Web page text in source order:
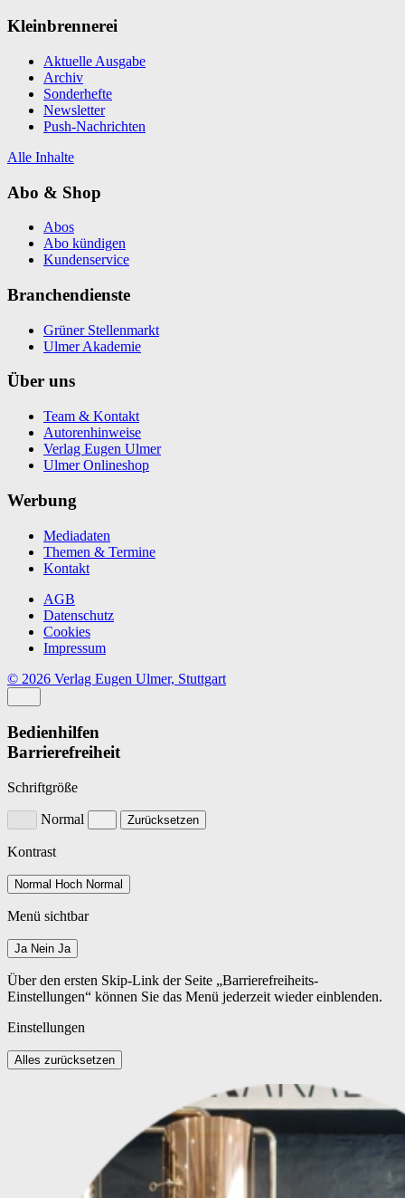
Kleinbrennerei
Aktuelle Ausgabe
Archiv
Sonderhefte
Newsletter
Push-Nachrichten
Alle Inhalte
Abo & Shop
Abos
Abo kündigen
Kundenservice
Branchendienste
Grüner Stellenmarkt
Ulmer Akademie
Über uns
Team & Kontakt
Autorenhinweise
Verlag Eugen Ulmer
Ulmer Onlineshop
Werbung
Mediadaten
Themen & Termine
Kontakt
AGB
Datenschutz
Cookies
Impressum
© 2026 Verlag Eugen Ulmer, Stuttgart
Bedienhilfen
Barrierefreiheit
Schriftgröße
Normal Zurücksetzen
Kontrast
Normal Hoch Normal
Menü sichtbar
Ja Nein Ja
Über den ersten Skip-Link der Seite „Barrierefreiheits-
Einstellungen“ können Sie das Menü jederzeit wieder einblenden.
Einstellungen
Alles zurücksetzen